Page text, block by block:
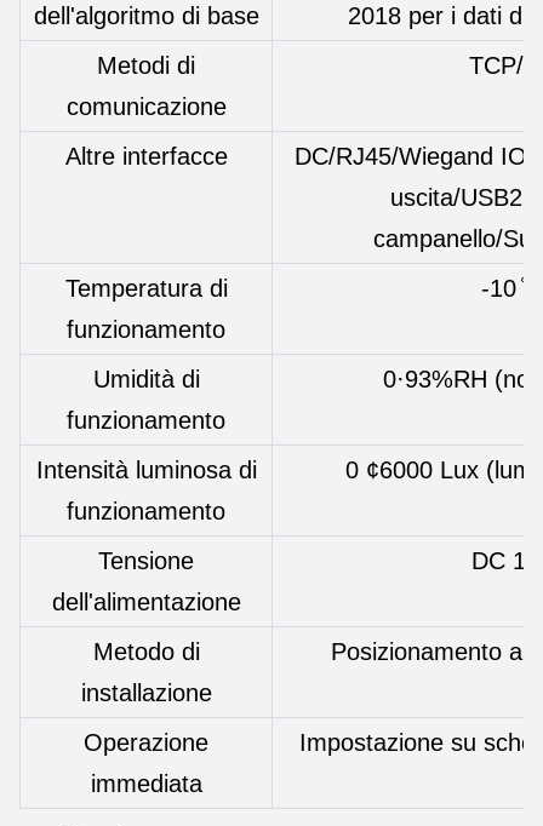
dell'algoritmo di base
2018 per i dati di
Metodi di
comunicazione
TCP/
Altre interfacce
DC/RJ45/Wiegand
uscita/
campanello/
Temperatura di
funzionamento
-10
Umidità di
funzionamento
0·93%RH
Intensità luminosa di
funzionamento
0 ¢6000 Lux
Tensione
dell'alimentazione
DC
Metodo di
installazione
Posizionamento a
Operazione
immediata
Impostazione su